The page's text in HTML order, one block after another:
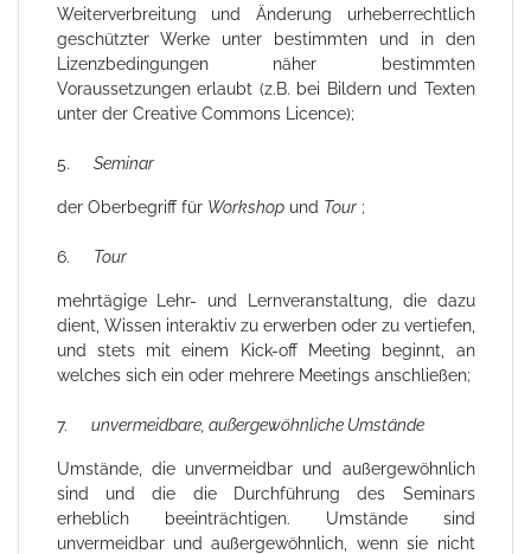
Weiterverbreitung und Änderung urheberrechtlich
geschützter Werke unter bestimmten und in den
Lizenzbedingungen näher bestimmten
Voraussetzungen erlaubt (z.B. bei Bildern und Texten
unter der Creative Commons Licence);
5. Seminar
der Oberbegriff für Workshop und Tour ;
6. Tour
mehrtägige Lehr- und Lernveranstaltung, die dazu
dient, Wissen interaktiv zu erwerben oder zu vertiefen,
und stets mit einem Kick-off Meeting beginnt, an
welches sich ein oder mehrere Meetings anschließen;
7. unvermeidbare, außergewöhnliche Umstände
Umstände, die unvermeidbar und außergewöhnlich
sind und die die Durchführung des Seminars
erheblich beeinträchtigen. Umstände sind
unvermeidbar und außergewöhnlich, wenn sie nicht